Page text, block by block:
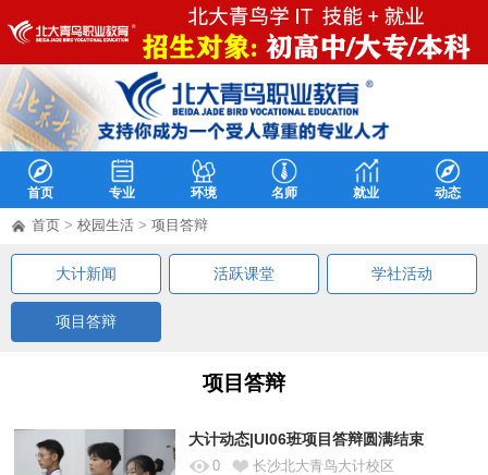
首页 专业 环境 名师 就业 动态
首页> 校园生活> 项目答辩
大计新闻 活跃课堂 学社活动
项目答辩
项目答辩
大计动态|UI06班项目答辩圆满结束
0 长沙北大青鸟大计校区